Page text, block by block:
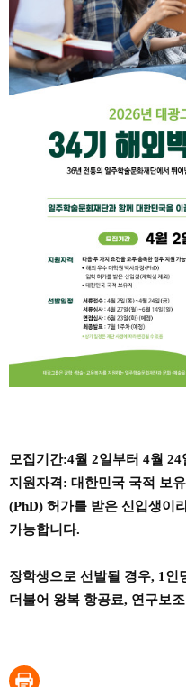
모집기간:4월 2일부터 4월 24
지원자격: 대한민국 국적 보
(PhD) 허가를 받은 신입생이
가능합니다.
장학생으로 선발될 경우, 1인
더불어 왕복 항공료, 연구보